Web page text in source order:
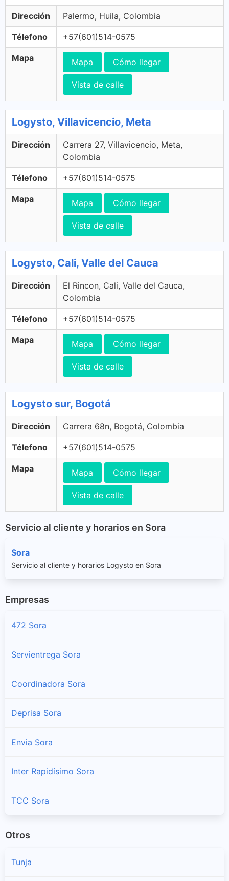
Dirección Palermo, Huila, Colombia
Télefono +57(601)514-0575
Mapa Mapa Cómo llegar
Vista de calle
Logysto, Villavicencio, Meta
Dirección
Carrera 27, Villavicencio, Meta,
Colombia
Télefono +57(601)514-0575
Mapa Mapa Cómo llegar
Vista de calle
Logysto, Cali, Valle del Cauca
Dirección
El Rincon, Cali, Valle del Cauca,
Colombia
Télefono +57(601)514-0575
Mapa Mapa Cómo llegar
Vista de calle
Logysto sur, Bogotá
Dirección Carrera 68n, Bogotá, Colombia
Télefono +57(601)514-0575
Mapa Mapa Cómo llegar
Vista de calle
Servicio al cliente y horarios en Sora
Sora
Servicio al cliente y horarios Logysto en Sora
Empresas
472 Sora
Servientrega Sora
Coordinadora Sora
Deprisa Sora
Envia Sora
Inter Rapidísimo Sora
TCC Sora
Otros
Tunja